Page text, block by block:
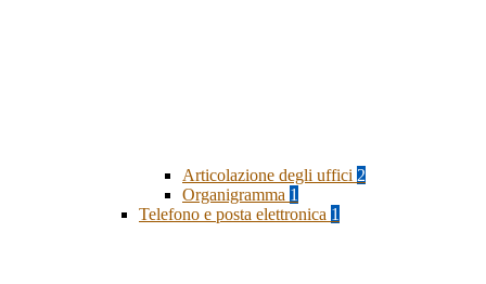
Articolazione degli uffici 2
Organigramma 1
Telefono e posta elettronica 1